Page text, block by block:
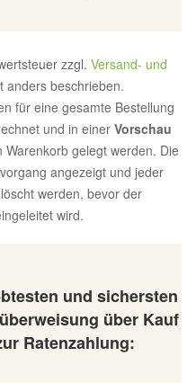
zzgl. Versand- und
anders beschrieben.
für eine gesamte Bestellung
und in einer Vorschau
gelegt werden. Die
angezeigt und jeder
werden, bevor der
wird.
und sichersten
über Kauf
Ratenzahlung: